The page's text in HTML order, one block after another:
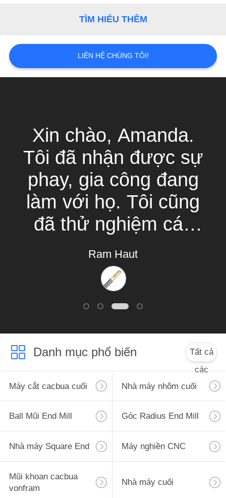
YÊU
TRANG
WEB
PRIVACY
TÌM HIỂU THÊM
LIÊN HỆ CHÚNG TÔI!
Xin chào, Amanda.
Tôi đã nhận được sự
phay, gia công đang
làm với họ. Tôi cũng
đã thử nghiệm các
endmills! Chất lượng
cầu một báo giá gia
công thô (8 mm-20
mm).
Ram Haut
Danh mục phổ biến
Tất cả
các
Máy cắt cacbua cuối
Nhà máy nhôm cuối
Ball Mũi End Mill Góc Radius End Mill
Nhà máy Square End Máy nghiền CNC
Mũi khoan cacbua
vonfram
Nhà máy cuối